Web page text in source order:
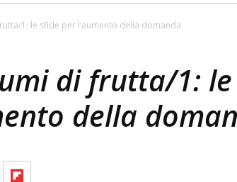
1: le sfide per l’aumento della domanda
di frutta/1: le
della